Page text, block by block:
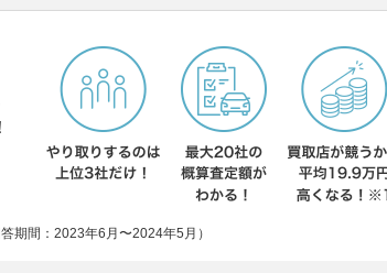
期間：2023年6月〜2024年5月）